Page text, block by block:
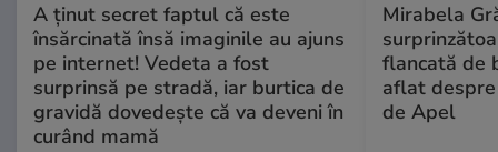
A ținut secret faptul că este
însărcinată însă imaginile au ajuns
pe internet! Vedeta a fost
surprinsă pe stradă, iar burtica de
gravidă dovedește că va deveni în
curând mamă
Mirabela
flancată de
aflat
de Apel